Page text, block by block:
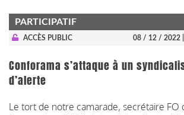
PARTICIPATIF
ACCÈS PUBLIC 08 / 12 / 2022
Conforama s’attaque à un
d’alerte
Le tort de notre camarade, secrétaire FO